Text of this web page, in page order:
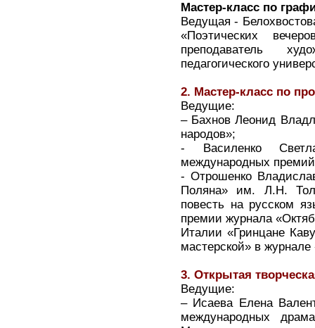
Мастер-класс по
Ведущая -
«Поэтических
преподаватель
педагогического
2. Мастер-класс по
Ведущие:
– Бахнов Леонид
народов»;
- Василенко
международных
- Отрошенко
Поляна» им. Л.Н.
повесть на русском
премии журнала
Италии «Гринцане
мастерской» в
3. Открытая
Ведущие:
– Исаева Елена
международных